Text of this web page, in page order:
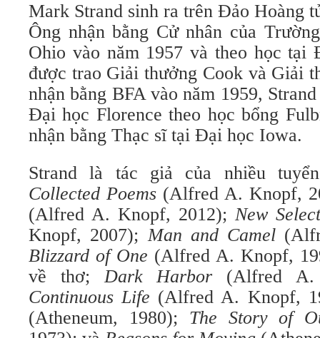
Mark Strand sinh ra trên Đảo Hoàng
Ông nhận bằng Cử nhân của
Ohio vào năm 1957 và theo học tại
được trao Giải thưởng Cook và Giải
nhận bằng BFA vào năm 1959,
Đại học Florence theo học bổng
nhận bằng Thạc sĩ tại Đại học Iowa.
Strand là tác giả của nhiều
Collected Poems (Alfred A. Knopf,
(Alfred A. Knopf, 2012); New
Knopf, 2007);Man and Camel
Blizzard of One (Alfred A. Knopf,
về thơ;Dark Harbor (Alfred
Continuous Life (Alfred A. Knopf,
(Atheneum, 1980); The Story of